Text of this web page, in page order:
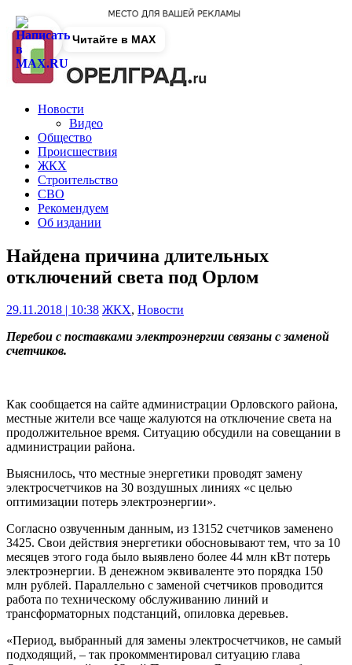
Новости
Видео
Общество
Происшествия
ЖКХ
Строительство
СВО
Рекомендуем
Об издании
Найдена причина длительных
отключений света под Орлом
29.11.2018 | 10:38 ЖКХ, Новости
Перебои с поставками электроэнергии связаны с заменой
счетчиков.
Как сообщается на сайте администрации Орловского района,
местные жители все чаще жалуются на отключение света на
продолжительное время. Ситуацию обсудили на совещании в
администрации района.
Выяснилось, что местные энергетики проводят замену
электросчетчиков на 30 воздушных линиях «с целью
оптимизации потерь электроэнергии».
Согласно озвученным данным, из 13152 счетчиков заменено
3425. Свои действия энергетики обосновывают тем, что за 10
месяцев этого года было выявлено более 44 млн кВт потерь
электроэнергии. В денежном эквиваленте это порядка 150
млн рублей. Параллельно с заменой счетчиков проводится
работа по техническому обслуживанию линий и
трансформаторных подстанций, опиловка деревьев.
«Период, выбранный для замены электросчетчиков, не самый
подходящий, – так прокомментировал ситуацию глава
Читайте в MAX